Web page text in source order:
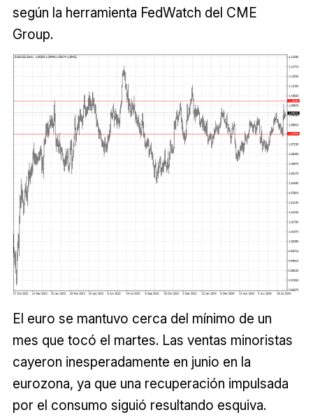
según la herramienta FedWatch del CME
Group.
El euro se mantuvo cerca del mínimo de un
mes que tocó el martes. Las ventas minoristas
cayeron inesperadamente en junio en la
eurozona, ya que una recuperación impulsada
por el consumo siguió resultando esquiva.